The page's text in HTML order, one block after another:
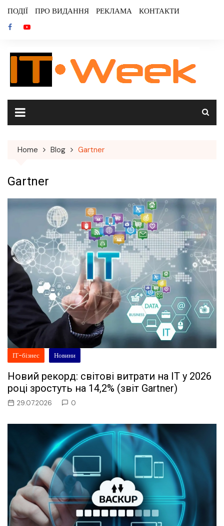
content
ПОДІЇ ПРО ВИДАННЯ РЕКЛАМА КОНТАКТИ
Home Blog Gartner
Gartner
ІТ-бізнес Новини
Новий рекорд: світові витрати на ІТ у 2026
році зростуть на 14,2% (звіт Gartner)
29.07.2026 0